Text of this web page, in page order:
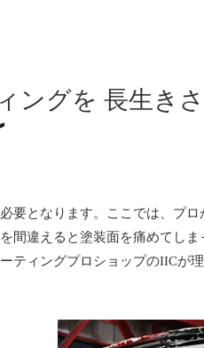
ングを 長生き
要となります。ここでは、プロ
間違えると塗装面を痛めてしま
ティングプロショップのIICが